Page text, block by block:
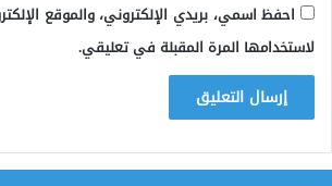
احفظ اسمي، بريدي الإلكتروني، والموقع
لاستخدامها المرة المقبلة في تعليقي.